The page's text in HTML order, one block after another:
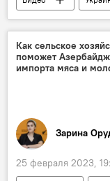
Россия
Ростислав Ищенко
Как сельское
поможет
импорта мяса и
Зарина
25 февраля 2023,